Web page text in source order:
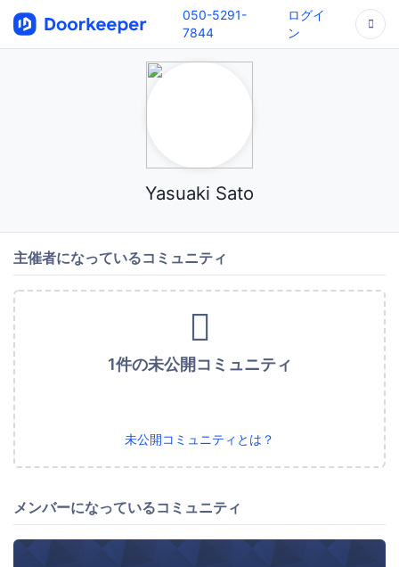
050-5291-
7844
ログイ
ン
Yasuaki Sato
主催者になっているコミュニティ
1件の未公開コミュニティ
未公開コミュニティとは？
メンバーになっているコミュニティ